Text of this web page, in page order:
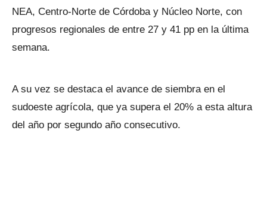
NEA, Centro-Norte de Córdoba y Núcleo Norte, con
progresos regionales de entre 27 y 41 pp en la última
semana.
A su vez se destaca el avance de siembra en el
sudoeste agrícola, que ya supera el 20% a esta altura
del año por segundo año consecutivo.